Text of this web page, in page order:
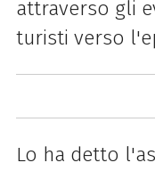
attraverso gli
turisti verso
Lo ha detto